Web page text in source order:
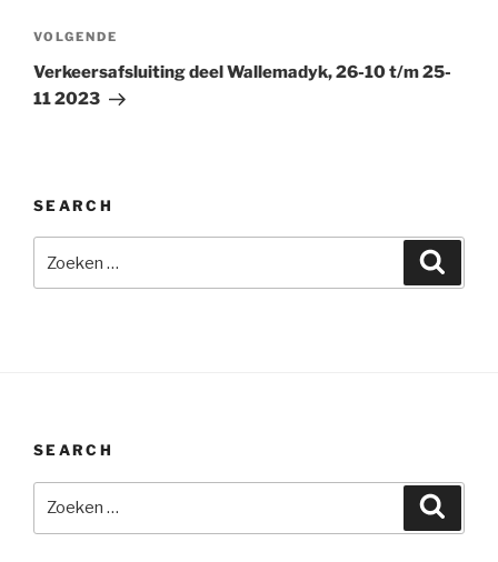
Volgend
bericht
VOLGENDE
Verkeersafsluiting deel Wallemadyk, 26-10 t/m 25-
11 2023
SEARCH
SEARCH